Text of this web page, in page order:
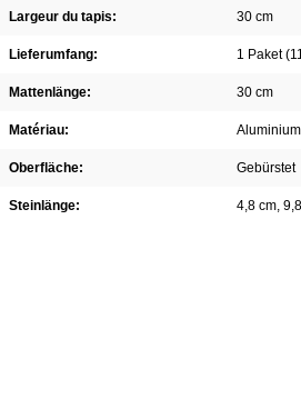
Largeur du tapis: 30 cm
Lieferumfang: 1 Paket
Mattenlänge: 30 cm
Matériau: Aluminium
Oberfläche: Gebürstet
Steinlänge: 4,8 cm,